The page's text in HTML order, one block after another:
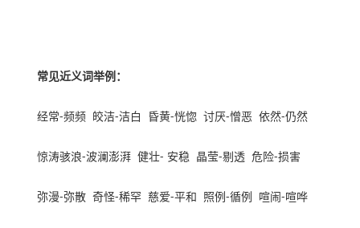
常见近义词举例：
经常-频频 皎洁-洁白 昏黄-恍惚 讨厌-憎恶 依然-仍然
惊涛骇浪-波澜澎湃 健壮- 安稳 晶莹-剔透 危险-损害
弥漫-弥散 奇怪-稀罕 慈爱-平和 照例-循例 喧闹-喧哗